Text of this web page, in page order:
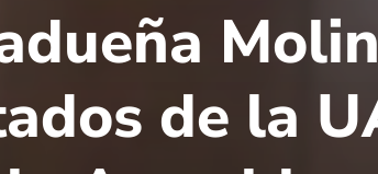
de la